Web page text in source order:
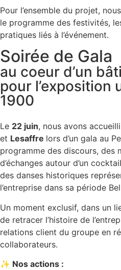
Pour l’ensemble du projet,
le programme des festivités,
pratiques liés à l’événement.
Soirée de Gala
au coeur d’un
pour l’exposition
1900
Le 22 juin, nous avons
et Lesaffre lors d’un gala au
programme des discours, des
d’échanges autour d’un
des danses historiques
l’entreprise dans sa période
Un moment exclusif, dans un
de retracer l’histoire de
relations client du groupe en
collaborateurs.
✨ Nos actions :